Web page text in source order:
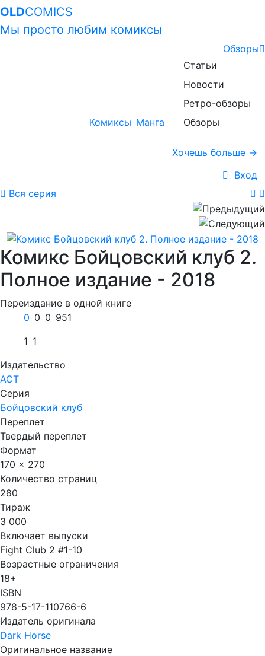
OLDCOMICS
Мы просто любим комиксы
Комиксы Манга
Обзоры
Статьи
Новости
Ретро-обзоры
Обзоры
Хочешь больше →
Вход
Вся серия
Комикс Бойцовский клуб 2.
Полное издание - 2018
Переиздание в одной книге
0 0 0 951
1 1
Издательство
АСТ
Серия
Бойцовский клуб
Переплет
Твердый переплет
Формат
170 x 270
Количество страниц
280
Тираж
3 000
Включает выпуски
Fight Club 2 #1-10
Возрастные ограничения
18+
ISBN
978-5-17-110766-6
Издатель оригинала
Dark Horse
Оригинальное название